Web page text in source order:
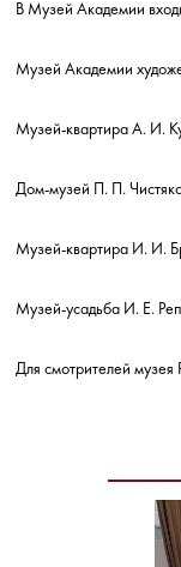
В Музей Академии
Музей Академии
Музей-квартира А. И.
Дом-музей П. П.
Музей-квартира И. И.
Музей-усадьба И. Е.
Для смотрителей